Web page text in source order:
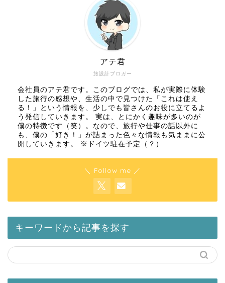
旅設計ブロガー
アテ君
会社員のアテ君です。このブログでは、私が実際に体験
した旅行の感想や、生活の中で見つけた「これは使え
る！」という情報を、少しでも皆さんのお役に立てるよ
う発信していきます。 実は、とにかく趣味が多いのが
僕の特徴です（笑）。なので、旅行や仕事の話以外に
も、僕の「好き！」が詰まった色々な情報も気ままに公
開していきます。 ※ドイツ駐在予定（？）
＼ Follow me ／
キーワードから記事を探す